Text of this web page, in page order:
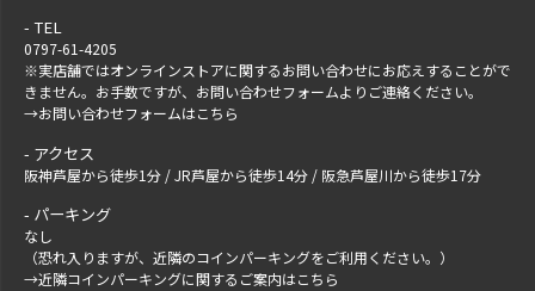
TEL
0797-61-4205
※実店舗ではオンラインストアに関するお問い合わせにお応えすることがで
きません。お手数ですが、 お問い合わせフォームよりご連絡ください。
→お問い合わせフォームはこちら
アクセス
阪神芦屋から徒歩1分 / JR芦屋から徒歩14分 / 阪急芦屋川から徒歩17分
パーキング
なし
（恐れ入りますが、近隣のコインパーキングをご利用ください。）
→近隣コインパーキングに関するご案内はこちら